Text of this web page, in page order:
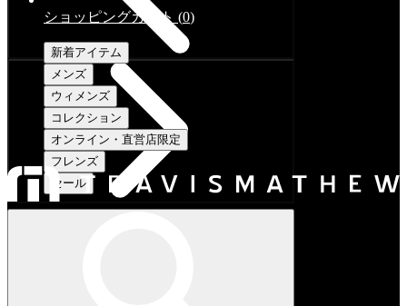
ショッピングカート (0)
新着アイテム
メンズ
ウィメンズ
コレクション
オンライン・直営店限定
フレンズ
セール